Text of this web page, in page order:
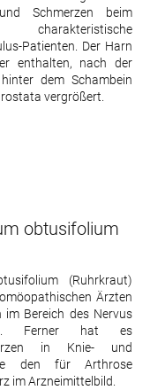
Schmerzen beim
Patienten. Der Harn
enthalten, nach der
dem Schambein
vergrößert.
obtusifolium
(Ruhrkraut)
Ärzten
im Bereich des Nervus
Ferner hat es
in Knie- und
den für Arthrose
im Arzneimittelbild.